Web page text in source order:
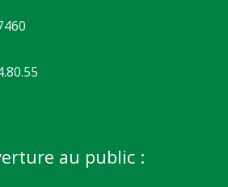
au public :